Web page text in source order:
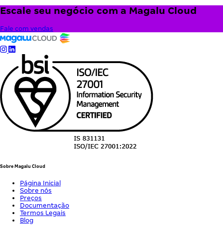
Escale seu negócio com a Magalu Cloud
Fale com vendas
Sobre Magalu Cloud
Página Inicial
Sobre nós
Preços
Documentação
Termos Legais
Blog